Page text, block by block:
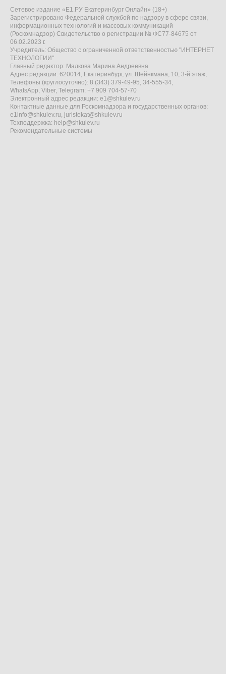
Сетевое издание «Е1.РУ Екатеринбург Онлайн» (18+)
Зарегистрировано Федеральной службой по надзору в сфере связи,
информационных технологий и массовых коммуникаций
(Роскомнадзор) Свидетельство о регистрации № ФС77-84675 от
06.02.2023 г.
Учредитель: Общество с ограниченной ответственностью "ИНТЕРНЕТ
ТЕХНОЛОГИИ"
Главный редактор: Малкова Марина Андреевна
Адрес редакции: 620014, Екатеринбург, ул. Шейнкмана, 10, 3-й этаж,
Телефоны (круглосуточно): 8 (343) 379-49-95, 34-555-34,
WhatsApp, Viber, Telegram: +7 909 704-57-70
Электронный адрес редакции: e1@shkulev.ru
Контактные данные для Роскомнадзора и государственных органов:
e1info@shkulev.ru, juristekat@shkulev.ru
Техподдержка: help@shkulev.ru
Рекомендательные системы